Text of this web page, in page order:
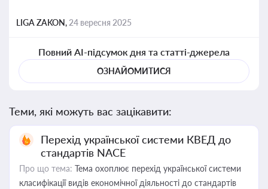
LIGA ZAKON, 24 вересня 2025
Повний AI-підсумок дня та статті-джерела
ОЗНАЙОМИТИСЯ
Теми, які можуть вас зацікавити:
Перехід української системи КВЕД до
стандартів NACE
Про що тема: Тема охоплює перехід української системи
класифікації видів економічної діяльності до стандартів